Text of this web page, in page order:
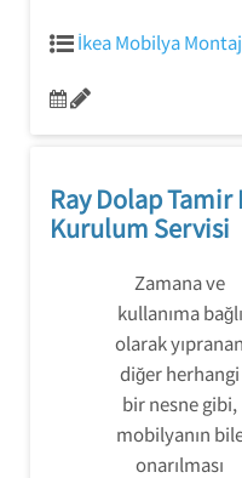
İkea Mobilya
Ray Dolap Tamir
Kurulum Servisi
Zamana ve
kullanıma bağlı
olarak yıpranan
diğer herhangi
bir nesne gibi,
mobilyanın
onarılması